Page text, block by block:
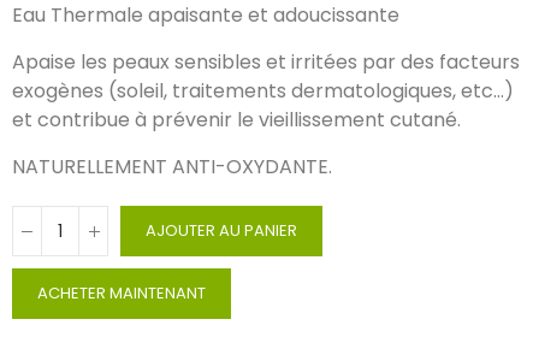
Eau Thermale apaisante et adoucissante
Apaise les peaux sensibles et irritées par des facteurs
exogènes (soleil, traitements dermatologiques, etc...)
et contribue à prévenir le vieillissement cutané.
NATURELLEMENT ANTI-OXYDANTE.
AJOUTER AU PANIER
ACHETER MAINTENANT